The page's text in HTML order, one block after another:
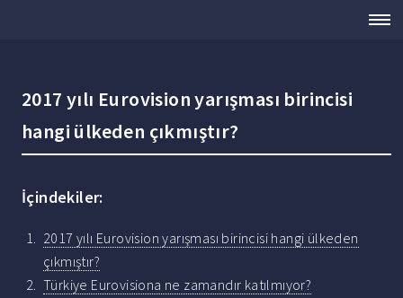
2017 yılı Eurovision yarışması birincisi
hangi ülkeden çıkmıştır?
İçindekiler:
2017 yılı Eurovision yarışması birincisi hangi ülkeden
çıkmıştır?
Türkiye Eurovisiona ne zamandır katılmıyor?